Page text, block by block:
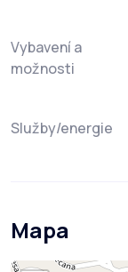
Vybavení a
možnosti
Služby/energie
Mapa